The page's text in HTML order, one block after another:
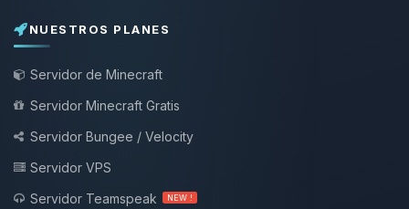
NUESTROS PLANES
Servidor de Minecraft
Servidor Minecraft Gratis
Servidor Bungee / Velocity
Servidor VPS
Servidor Teamspeak
NEW !